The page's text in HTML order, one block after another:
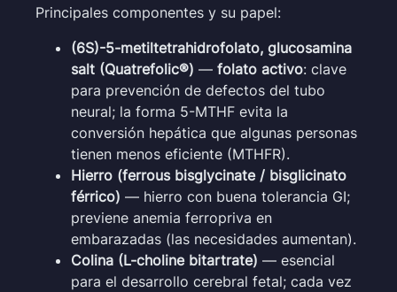
Principales componentes y su papel:
(6S)-5-metiltetrahidrofolato, glucosamina
salt (Quatrefolic®) — folato activo: clave
para prevención de defectos del tubo
neural; la forma 5-MTHF evita la
conversión hepática que algunas personas
tienen menos eficiente (MTHFR).
Hierro (ferrous bisglycinate / bisglicinato
férrico) — hierro con buena tolerancia GI;
previene anemia ferropriva en
embarazadas (las necesidades aumentan).
Colina (L-choline bitartrate) — esencial
para el desarrollo cerebral fetal; cada vez